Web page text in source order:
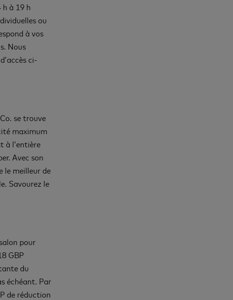
h à 19 h
ou
à vos
Nous
ci-
se trouve
maximum
à l’entière
Avec son
le meilleur de
Savourez le
pour
GBP
du
échéant. Par
de réduction